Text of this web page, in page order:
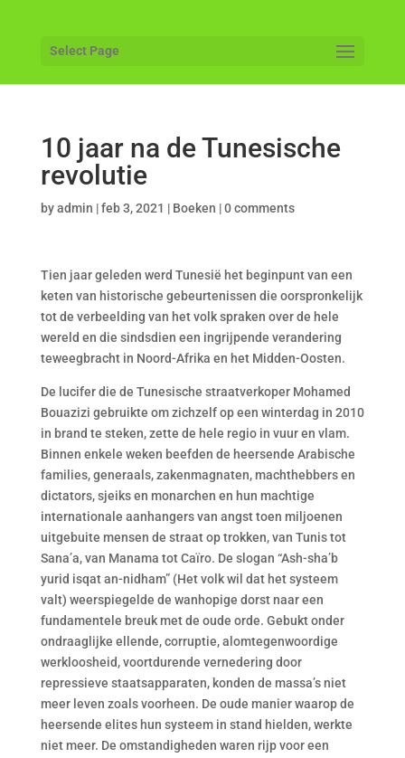
Select Page
10 jaar na de Tunesische
revolutie
byadmin |feb 3, 2021 | Boeken |0 comments
Tien jaar geleden werd Tunesië het beginpunt van een
keten van historische gebeurtenissen die oorspronkelijk
tot de verbeelding van het volk spraken over de hele
wereld en die sindsdien een ingrijpende verandering
teweegbracht in Noord-Afrika en het Midden-Oosten.
De lucifer die de Tunesische straatverkoper Mohamed
Bouazizi gebruikte om zichzelf op een winterdag in 2010
in brand te steken, zette de hele regio in vuur en vlam.
Binnen enkele weken beefden de heersende Arabische
families, generaals, zakenmagnaten, machthebbers en
dictators, sjeiks en monarchen en hun machtige
internationale aanhangers van angst toen miljoenen
uitgebuite mensen de straat op trokken, van Tunis tot
Sana’a, van Manama tot Caïro. De slogan “Ash-sha’b
yurid isqat an-nidham” (Het volk wil dat het systeem
valt) weerspiegelde de wanhopige dorst naar een
fundamentele breuk met de oude orde. Gebukt onder
ondraaglijke ellende, corruptie, alomtegenwoordige
werkloosheid, voortdurende vernedering door
repressieve staatsapparaten, konden de massa’s niet
meer leven zoals voorheen. De oude manier waarop de
heersende elites hun systeem in stand hielden, werkte
niet meer. De omstandigheden waren rijp voor een